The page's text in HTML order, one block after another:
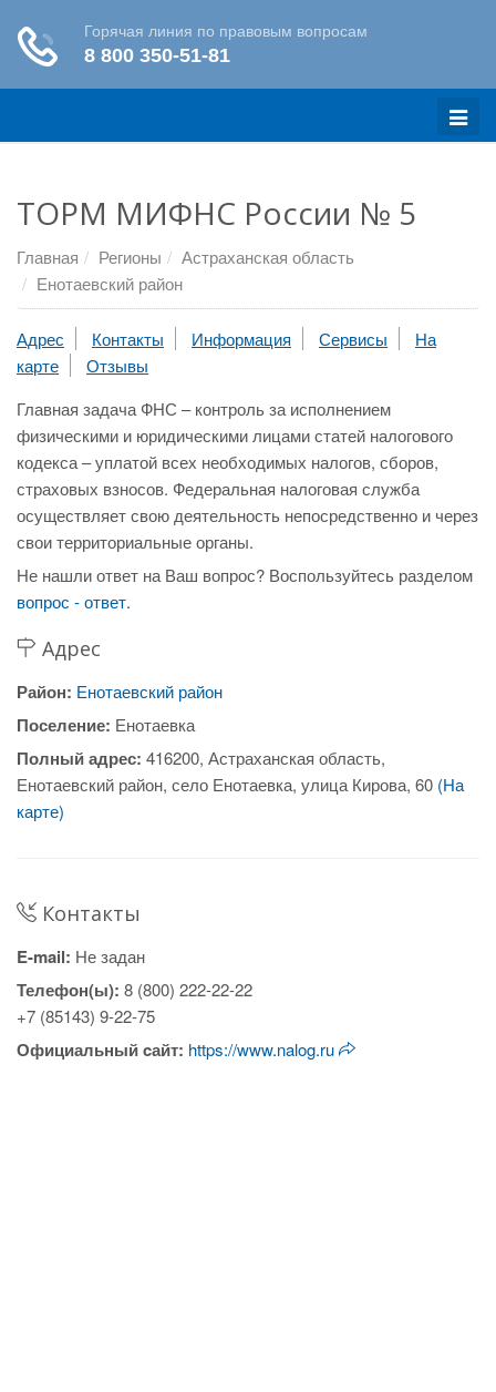
Меню
ТОРМ МИФНС России № 5
Главная Регионы
Астраханская область
Енотаевский район
Адрес Контакты Информация Сервисы
На
карте
Отзывы
Главная задача ФНС – контроль за исполнением
физическими и юридическими лицами статей налогового
кодекса – уплатой всех необходимых налогов, сборов,
страховых взносов. Федеральная налоговая служба
осуществляет свою деятельность непосредственно и через
свои территориальные органы.
Не нашли ответ на Ваш вопрос? Воспользуйтесь разделом
вопрос - ответ.
Адрес
Район: Енотаевский район
Поселение: Енотаевка
Полный адрес: 416200, Астраханская область,
Енотаевский район, село Енотаевка, улица Кирова, 60 (На
карте)
Контакты
E-mail: Не задан
Телефон(ы): 8 (800) 222-22-22
+7 (85143) 9-22-75
Официальный cайт: https://www.nalog.ru